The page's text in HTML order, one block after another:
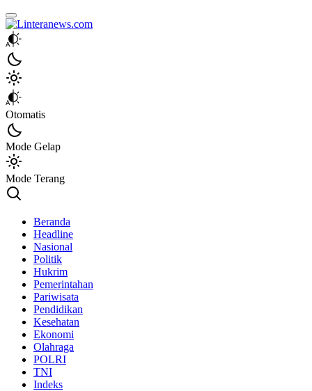
Linteranews.com
Lintas Informasi Tercepat dan Akurat
Otomatis
Mode Gelap
Mode Terang
Beranda
Headline
Nasional
Politik
Hukrim
Pemerintahan
Pariwisata
Pendidikan
Kesehatan
Ekonomi
Olahraga
POLRI
TNI
Indeks